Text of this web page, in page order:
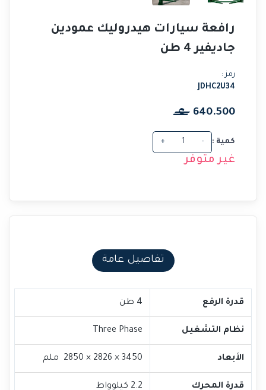
رافعة سيارات هيدروليك عمودين
جاديفير 4 طن
رمز :
JDHC2U34
640.500
كمية : -
+
غير متوفر
تفاصيل عامة
قدرة الرفع 4 طن
نظام التشغيل Three Phase
الأبعاد 3450 × 2826 × 2850 ملم
قدرة المحرك 2.2 كيلوواط